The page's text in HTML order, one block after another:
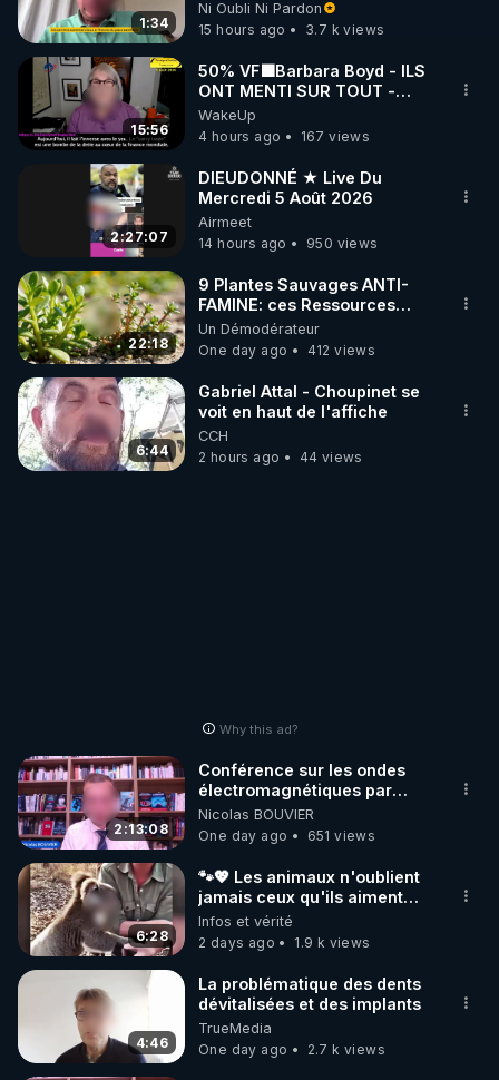
1:34
l'obligation dans toute la
France
Ni Oubli Ni Pardon
15 hours ago
3.7 k views
15:56
50% VF🟩Barbara Boyd - ILS
ONT MENTI SUR TOUT -
Jocelyne Traduction
WakeUp
4 hours ago
167 views
2:27:07
DIEUDONNÉ ★ Live Du
Mercredi 5 Août 2026
Airmeet
14 hours ago
950 views
22:18
9 Plantes Sauvages ANTI-
FAMINE: ces Ressources
JARDIN&des Haies
Un Démodérateur
One day ago
412 views
6:44
Gabriel Attal - Choupinet se
voit en haut de l'affiche
CCH
2 hours ago
44 views
Why this ad?
2:13:08
Conférence sur les ondes
électromagnétiques par
Grégoire Caustru et Bart de
Wever !
Nicolas BOUVIER
One day ago
651 views
6:28
🐾💖 Les animaux n'oublient
jamais ceux qu'ils aiment…
🥹❤️
Infos et vérité
2 days ago
1.9 k views
4:46
La problématique des dents
dévitalisées et des implants
TrueMedia
One day ago
2.7 k views